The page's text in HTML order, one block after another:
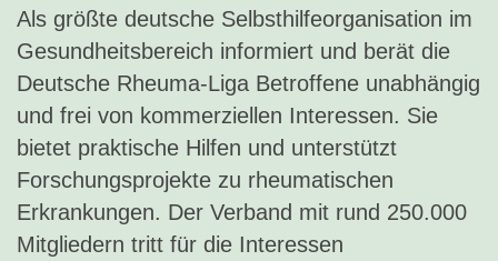
Als größte deutsche Selbsthilfeorganisation im
Gesundheitsbereich informiert und berät die
Deutsche Rheuma-Liga Betroffene unabhängig
und frei von kommerziellen Interessen. Sie
bietet praktische Hilfen und unterstützt
Forschungsprojekte zu rheumatischen
Erkrankungen. Der Verband mit rund 250.000
Mitgliedern tritt für die Interessen